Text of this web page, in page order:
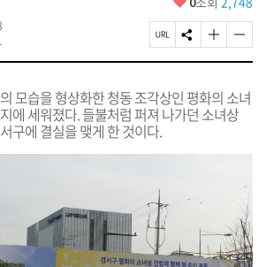
요
페
이
U
R
L
S
N
공
유
하
글
자
기
크
게
하
글
자
기
작
모습을 형상화한 청동 조각상인 평화의 소녀
에 세워졌다. 들불처럼 퍼져 나가던 소녀상
구에 결실을 맺게 한 것이다.